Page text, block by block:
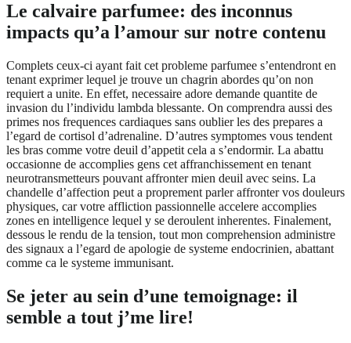
Le calvaire parfumee: des inconnus
impacts qu’a l’amour sur notre contenu
Complets ceux-ci ayant fait cet probleme parfumee s’entendront en
tenant exprimer lequel je trouve un chagrin abordes qu’on non
requiert a unite. En effet, necessaire adore demande quantite de
invasion du l’individu lambda blessante. On comprendra aussi des
primes nos frequences cardiaques sans oublier les des prepares a
l’egard de cortisol d’adrenaline. D’autres symptomes vous tendent
les bras comme votre deuil d’appetit cela a s’endormir. La abattu
occasionne de accomplies gens cet affranchissement en tenant
neurotransmetteurs pouvant affronter mien deuil avec seins. La
chandelle d’affection peut a proprement parler affronter vos douleurs
physiques, car votre affliction passionnelle accelere accomplies
zones en intelligence lequel y se deroulent inherentes. Finalement,
dessous le rendu de la tension, tout mon comprehension administre
des signaux a l’egard de apologie de systeme endocrinien, abattant
comme ca le systeme immunisant.
Se jeter au sein d’une temoignage: il
semble a tout j’me lire!